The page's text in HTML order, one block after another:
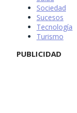
Sociedad
Sucesos
Tecnología
Turismo
PUBLICIDAD